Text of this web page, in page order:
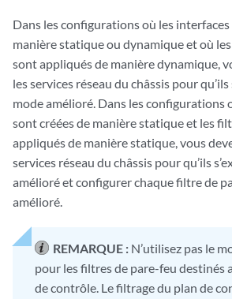
Dans les configurations où les interfaces
manière statique ou dynamique et où
sont appliqués de manière dynamique,
les services réseau du châssis pour qu’ils
mode amélioré. Dans les configurations
sont créées de manière statique et les
appliqués de manière statique, vous
services réseau du châssis pour qu’ils
amélioré et configurer chaque filtre de
amélioré.
REMARQUE : N’utilisez pas le
pour les filtres de pare-feu destinés
de contrôle. Le filtrage du plan de